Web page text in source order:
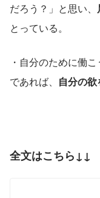
だろう？」と思い、
とっている。
・自分のために働
であれば、 自分の
全文はこちら↓↓